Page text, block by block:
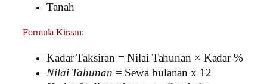
Tanah
Formula Kiraan:
Kadar Taksiran = Nilai Tahunan × Kadar %
Nilai Tahunan = Sewa bulanan x 12